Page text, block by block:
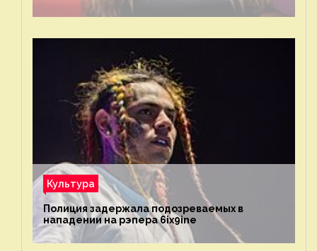
Культура
Полиция задержала подозреваемых в
нападении на рэпера 6ix9ine